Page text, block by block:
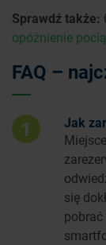
Sprawdź także:
opóźnienie
FAQ –
1
Jak
się